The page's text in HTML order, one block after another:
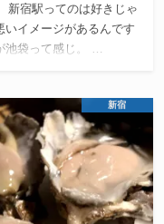
宿駅ってのは好きじゃ
いイメージがあるんです
池袋って感じ。 …
新宿